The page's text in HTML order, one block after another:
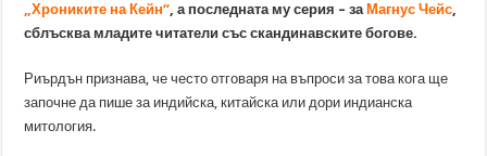
„Хрониките на Кейн“, а последната му серия – за Магнус Чейс,
сблъсква младите читатели със скандинавските богове.
Риърдън признава, че често отговаря на въпроси за това кога ще
започне да пише за индийска, китайска или дори индианска
митология.